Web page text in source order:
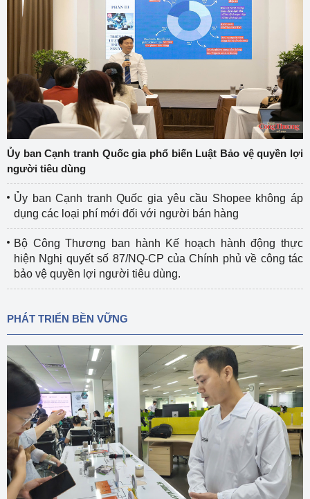
Ủy ban Cạnh tranh Quốc gia phổ biến Luật Bảo vệ quyền lợi
người tiêu dùng
Ủy ban Cạnh tranh Quốc gia yêu cầu Shopee không áp
dụng các loại phí mới đối với người bán hàng
Bộ Công Thương ban hành Kế hoạch hành động thực
hiện Nghị quyết số 87/NQ-CP của Chính phủ về công tác
bảo vệ quyền lợi người tiêu dùng.
PHÁT TRIỂN BỀN VỮNG